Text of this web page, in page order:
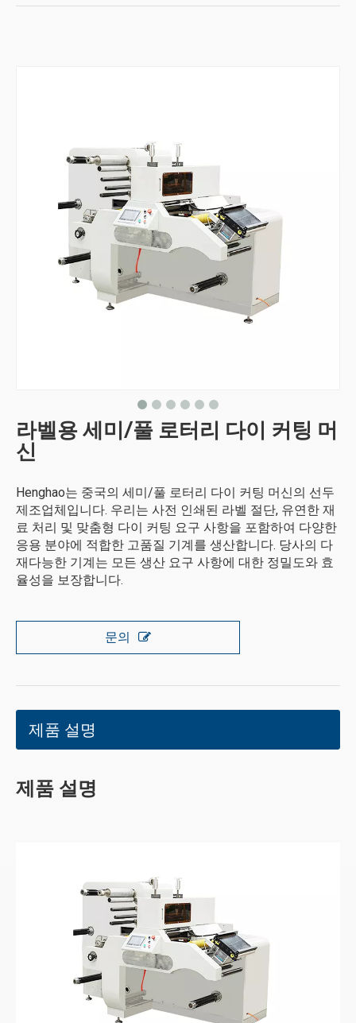
라벨용 세미/풀 로터리 다이 커팅 머
신
Henghao는 중국의 세미/풀 로터리 다이 커팅 머신의 선두
제조업체입니다. 우리는 사전 인쇄된 라벨 절단, 유연한 재
료 처리 및 맞춤형 다이 커팅 요구 사항을 포함하여 다양한
응용 분야에 적합한 고품질 기계를 생산합니다. 당사의 다
재다능한 기계는 모든 생산 요구 사항에 대한 정밀도와 효
율성을 보장합니다.
문의
제품 설명
제품 설명